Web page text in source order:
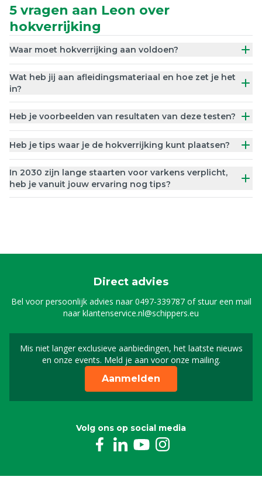
5 vragen aan Leon over
hokverrijking
Waar moet hokverrijking aan voldoen?
Wat heb jij aan afleidingsmateriaal en hoe zet je het
in?
Heb je voorbeelden van resultaten van deze testen?
Heb je tips waar je de hokverrijking kunt plaatsen?
In 2030 zijn lange staarten voor varkens verplicht,
heb je vanuit jouw ervaring nog tips?
Direct advies
Bel voor persoonlijk advies naar0497-339787of stuur een mail
naarklantenservice.nl@schippers.eu
Mis niet langer exclusieve aanbiedingen, het laatste nieuws
en onze events. Meld je aan voor onze mailing.
Schrijf je in voor onze
Aanmelden
Volg ons op social media